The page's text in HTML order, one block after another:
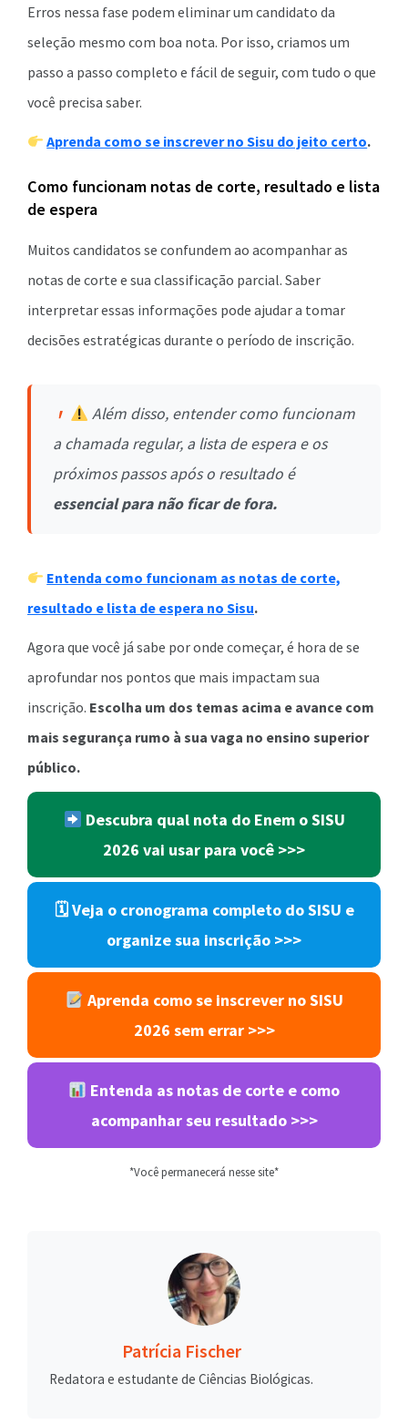
Erros nessa fase podem eliminar um candidato da
seleção mesmo com boa nota. Por isso, criamos um
passo a passo completo e fácil de seguir, com tudo o que
você precisa saber.
Aprenda como se inscrever no Sisu do jeito certo.
Como funcionam notas de corte, resultado e lista
de espera
Muitos candidatos se confundem ao acompanhar as
notas de corte e sua classificação parcial. Saber
interpretar essas informações pode ajudar a tomar
decisões estratégicas durante o período de inscrição.
Além disso, entender como funcionam
a chamada regular, a lista de espera e os
próximos passos após o resultado é
essencial para não ficar de fora.
Entenda como funcionam as notas de corte,
resultado e lista de espera no Sisu.
Agora que você já sabe por onde começar, é hora de se
aprofundar nos pontos que mais impactam sua
inscrição. Escolha um dos temas acima e avance com
mais segurança rumo à sua vaga no ensino superior
público.
Descubra qual nota do Enem o SISU
2026 vai usar para você >>>
🗓 Veja o cronograma completo do SISU e
organize sua inscrição >>>
Aprenda como se inscrever no SISU
2026 sem errar>>>
Entenda as notas de corte e como
acompanhar seu resultado>>>
*Você permanecerá nesse site*
Patrícia Fischer
Redatora e estudante de Ciências Biológicas.